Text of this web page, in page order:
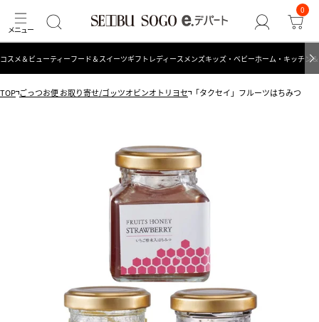
0
コスメ＆ビューティーフード＆スイーツギフト レディース メンズキッズ・ベビーホーム・キッチン
TOP ごっつお便 お取り寄せ/ゴッツオビンオトリヨセ 「タクセイ」フルーツはちみつ